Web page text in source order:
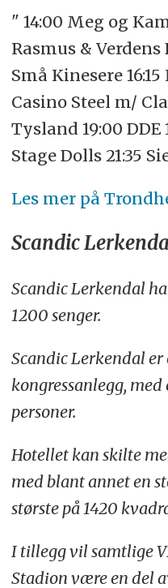
" 14:00 Meg og
Rasmus & Verdens
Små Kinesere
Casino Steel m/
Tysland 19:00 DDE
Stage Dolls 21:35
Les mer på
Scandic
Scandic Lerkendal
1200 senger.
Scandic Lerkendal er
kongressanlegg,
personer.
Hotellet kan skilte
med blant annet en
største på 1420
I tillegg vil samtlige
Stadion være en del